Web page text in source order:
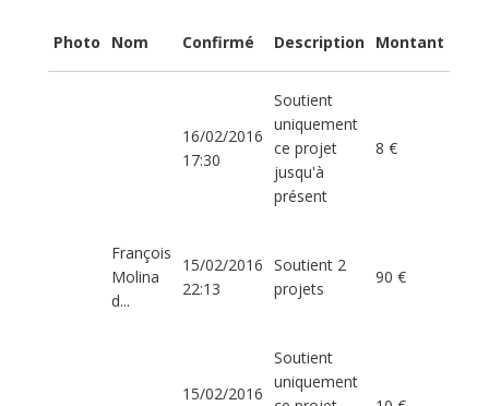
Photo Nom Confirmé Description Montant
16/02/2016
17:30
Soutient
uniquement
ce projet
jusqu'à
présent
8 €
François
Molina
d...
15/02/2016
22:13
Soutient 2
projets
90 €
15/02/2016
Soutient
uniquement